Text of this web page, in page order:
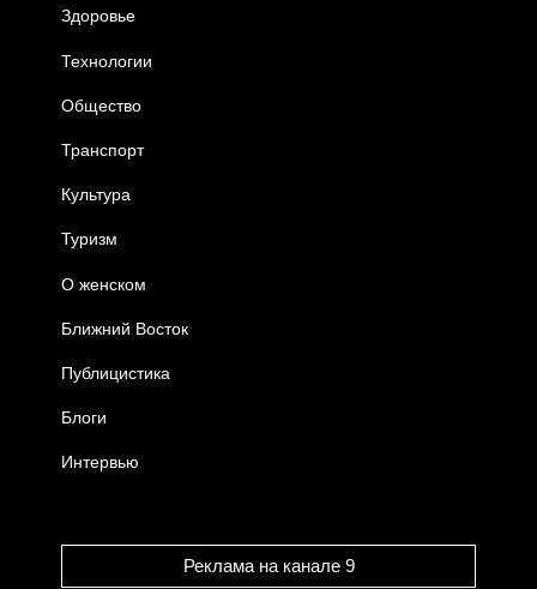
Здоровье
Технологии
Общество
Транспорт
Культура
Туризм
О женском
Ближний Восток
Публицистика
Блоги
Интервью
Реклама на канале 9